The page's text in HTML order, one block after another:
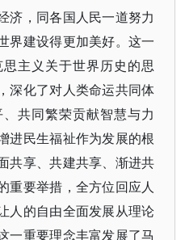
济，同各国人民一道努力
界建设得更加美好。这一
主义关于世界历史的思
深化了对人类命运共同体
共同繁荣贡献智慧与力
进民生福祉作为发展的根
共享、共建共享、渐进共
重要举措，全方位回应人
人的自由全面发展从理论
一重要理念丰富发展了马